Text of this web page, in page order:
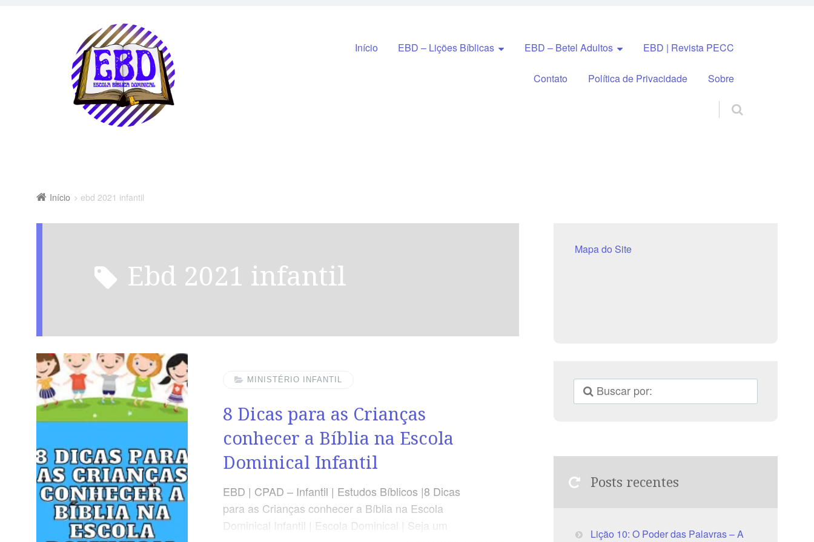
Pular para o conteúdo
Início EBD – Lições Bíblicas EBD – Betel Adultos EBD | Revista PECC
Contato Política de Privacidade Sobre
Início ebd 2021 infantil
ebd 2021 infantil
MINISTÉRIO INFANTIL
8 Dicas para as Crianças
conhecer a Bíblia na Escola
Dominical Infantil
EBD | CPAD – Infantil | Estudos Bíblicos |8 Dicas
para as Crianças conhecer a Bíblia na Escola
Dominical Infantil | Escola Dominical | Seja um
Mapa do Site
Posts recentes
Lição 10: O Poder das Palavras – A